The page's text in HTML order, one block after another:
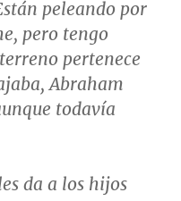
peleando por
pero tengo
pertenece
Abraham
todavía
da a los hijos